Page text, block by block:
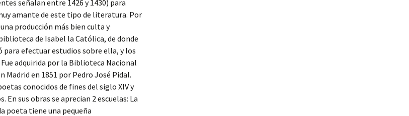
señalan entre 1426 y 1430) para
amante de este tipo de literatura. Por
producción más bien culta y
de Isabel la Católica, de donde
para efectuar estudios sobre ella, y los
adquirida por la Biblioteca Nacional
Madrid en 1851 por Pedro José Pidal.
conocidos de fines del siglo XIV y
En sus obras se aprecian 2 escuelas: La
poeta tiene una pequeña